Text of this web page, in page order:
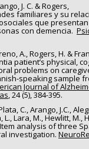
J. C. & Rogers,
familiares y su
que
con demencia.
A., Rogers, H. &
patient’s physical,
problems on
speaking sample
Journal of
, 24 (5), 384-395.
C., Arango, J.C.,
Lara, M., Hewlitt, M.,
Item analysis of three
investigation.